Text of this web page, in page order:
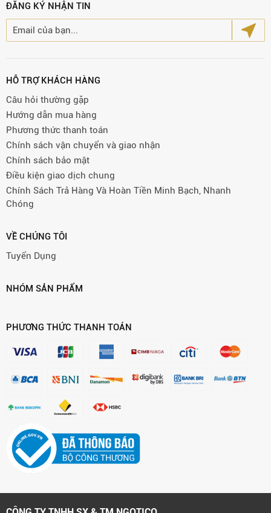
ĐĂNG KÝ NHẬN TIN
HỖ TRỢ KHÁCH HÀNG
Câu hỏi thường gặp
Hướng dẫn mua hàng
Phương thức thanh toán
Chính sách vận chuyển và giao nhận
Chính sách bảo mật
Điều kiện giao dịch chung
Chính Sách Trả Hàng Và Hoàn Tiền Minh Bạch, Nhanh
Chóng
VỀ CHÚNG TÔI
Tuyển Dụng
NHÓM SẢN PHẨM
PHƯƠNG THỨC THANH TOÁN